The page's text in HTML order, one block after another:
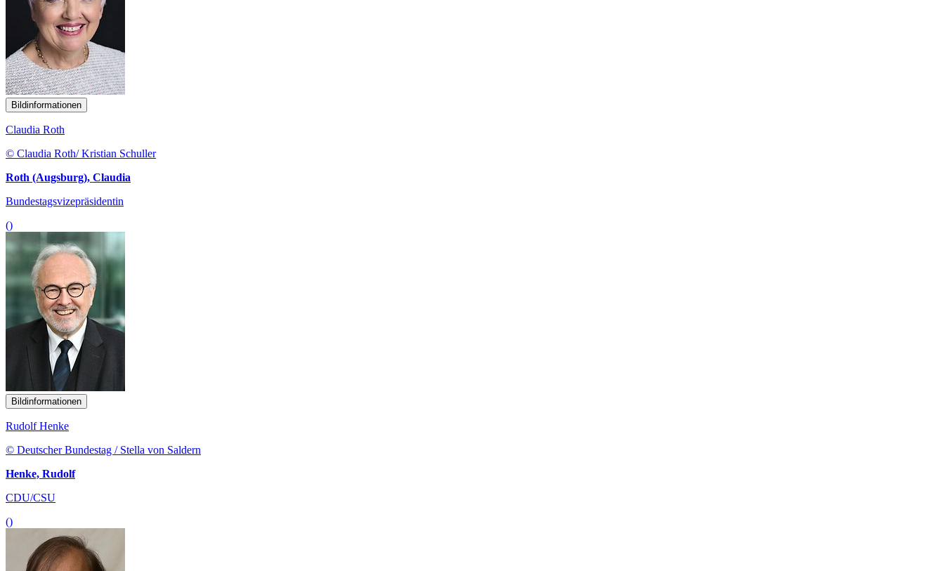
Bildinformationen
Claudia Roth
© Claudia Roth/ Kristian Schuller
Roth (Augsburg), Claudia
Bundestagsvizepräsidentin
()
Bildinformationen
Rudolf Henke
© Deutscher Bundestag / Stella von Saldern
Henke, Rudolf
CDU/CSU
()